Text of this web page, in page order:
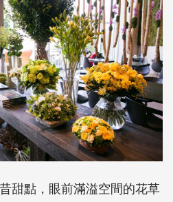
甜點，眼前滿溢空間的花草